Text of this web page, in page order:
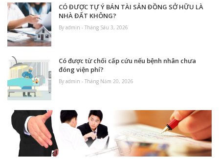
CÓ ĐƯỢC TỰ Ý BÁN TÀI SẢN ĐỒNG SỞ HỮU LÀ
NHÀ ĐẤT KHÔNG?
By admin - Tháng Sáu 3, 2026
Có được từ chối cấp cứu nếu bệnh nhân chưa
đóng viện phí?
By admin - Tháng Năm 20, 2026